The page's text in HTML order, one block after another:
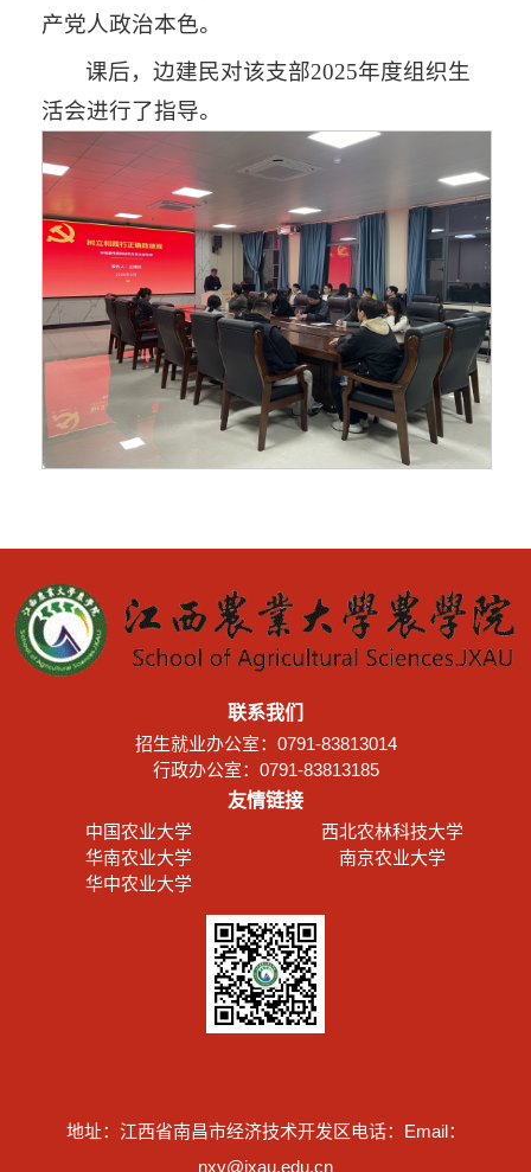
产党人政治本色。
课后，边建民对该支部2025年度组织生
活会进行了指导。
联系我们
招生就业办公室：0791-83813014
行政办公室：0791-83813185
友情链接
中国农业大学
西北农林科技大学
华南农业大学
南京农业大学
华中农业大学
地址：江西省南昌市经济技术开发区电话： Email：
nxy@jxau.edu.cn